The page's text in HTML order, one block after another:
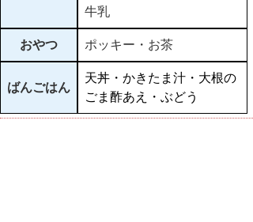
牛乳
おやつ ポッキー・お茶
ばんごはん
天丼・かきたま汁・大根の
ごま酢あえ・ぶどう